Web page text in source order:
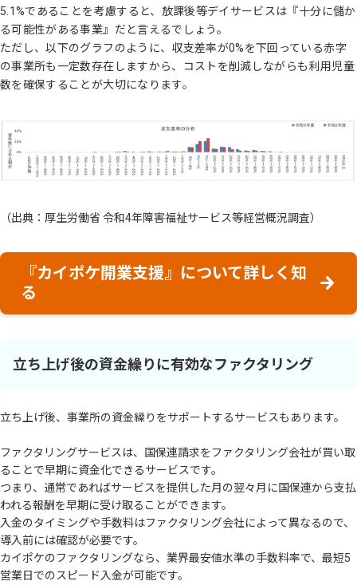
5.1%であることを考慮すると、放課後等デイサービスは『十分に儲か
る可能性がある事業』だと言えるでしょう。
ただし、以下のグラフのように、収支差率が0%を下回っている赤字
の事業所も一定数存在しますから、コストを削減しながらも利用児童
数を確保することが大切になります。
（出典：厚生労働省 令和4年障害福祉サービス等経営概況調査）
『カイポケ開業支援』について詳しく知
る
立ち上げ後の資金繰りに有効なファクタリング
立ち上げ後、事業所の資金繰りをサポートするサービスもあります。
ファクタリングサービスは、国保連請求をファクタリング会社が買い取
ることで早期に資金化できるサービスです。
つまり、通常であればサービスを提供した月の翌々月に国保連から支払
われる報酬を早期に受け取ることができます。
入金のタイミングや手数料はファクタリング会社によって異なるので、
導入前には確認が必要です。
カイポケのファクタリングなら、業界最安値水準の手数料率で、最短5
営業日でのスピード入金が可能です。